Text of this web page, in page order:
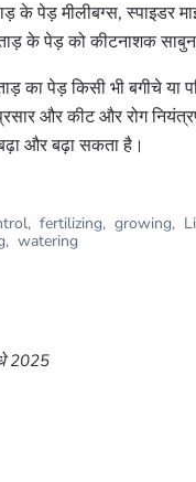
के पेड़ मीलीबग्स, स्पाइडर
के पेड़ को कीटनाशक साबुन
का पेड़ किसी भी बगीचे या
प्रसार और कीट और रोग
और बढ़ा सकता है।
, fertilizing, growing,
, watering
2025